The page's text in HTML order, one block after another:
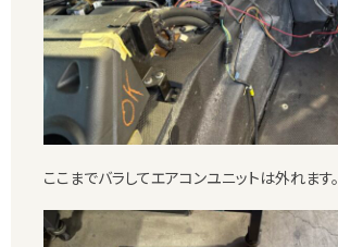
ここまでバラしてエアコンユニットは外れます。